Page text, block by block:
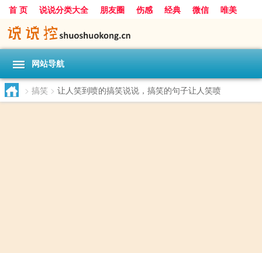
首 页 说说分类大全 朋友圈 伤感 经典 微信
唯美
励志
爱情 搞笑
网站导航
> 搞笑 > 让人笑到喷的搞笑说说，搞笑的句子让人笑喷